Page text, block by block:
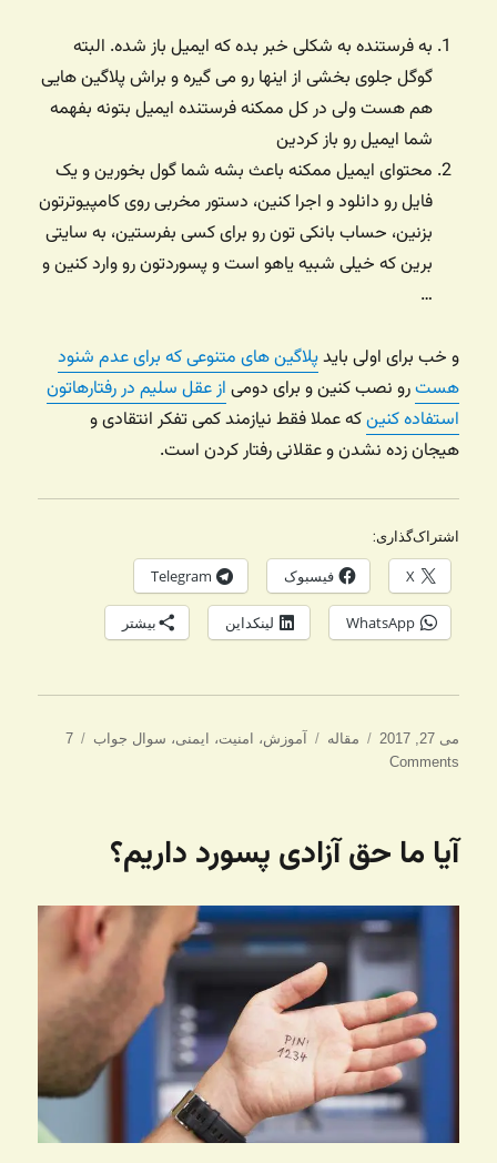
به فرستنده به شکلی خبر بده که ایمیل باز شده. البته
گوگل جلوی بخشی از اینها رو می گیره و براش پلاگین هایی
هم هست ولی در کل ممکنه فرستنده ایمیل بتونه بفهمه
شما ایمیل رو باز کردین
محتوای ایمیل ممکنه باعث بشه شما گول بخورین و یک
فایل رو دانلود و اجرا کنین، دستور مخربی روی کامپیوترتون
بزنین، حساب بانکی تون رو برای کسی بفرستین، به سایتی
برین که خیلی شبیه یاهو است و پسوردتون رو وارد کنین و
…
و خب برای اولی بایدپلاگین های متنوعی که برای عدم شنود
هسترو نصب کنین و برای دومی از عقل سلیم در رفتارهاتون
استفاده کنینکه عملا فقط نیازمند کمی تفکر انتقادی و
هیجان زده نشدن و عقلانی رفتار کردن است.
اشتراک‌گذاری:
X فیسبوک Telegram
WhatsApp لینکداین بیشتر
ارسال
شده
می 27, 2017 دسته‌ها
مقاله برچسب‌ها
آموزش، امنیت، ایمنی، سوال جواب
7
Comments
آیا ما حق آزادی پسورد داریم؟